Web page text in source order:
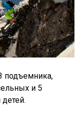
подъемника,
и 5